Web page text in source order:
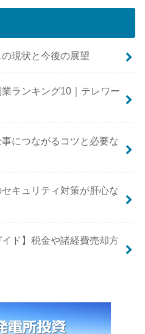
現状と今後の展望
ランキング10｜テレワー
につながるコツと必要な
キュリティ対策が肝心な
イド】税金や諸経費売却方